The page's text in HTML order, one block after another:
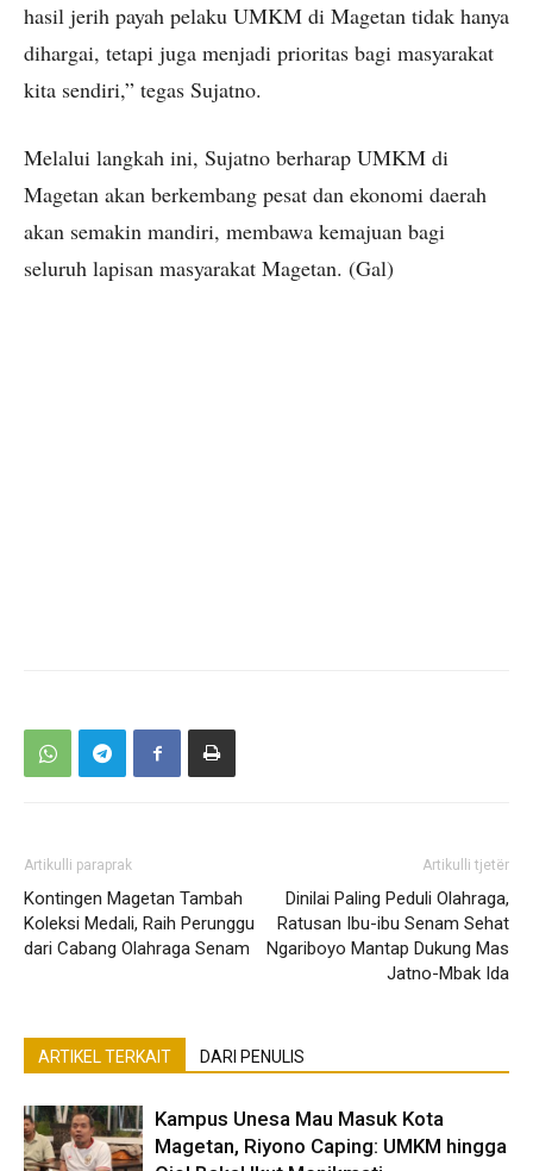
hasil jerih payah pelaku UMKM di Magetan tidak hanya
dihargai, tetapi juga menjadi prioritas bagi masyarakat
kita sendiri,” tegas Sujatno.
Melalui langkah ini, Sujatno berharap UMKM di
Magetan akan berkembang pesat dan ekonomi daerah
akan semakin mandiri, membawa kemajuan bagi
seluruh lapisan masyarakat Magetan. (Gal)
Artikulli paraprak
Kontingen Magetan Tambah
Koleksi Medali, Raih Perunggu
dari Cabang Olahraga Senam
Artikulli tjetër
Dinilai Paling Peduli Olahraga,
Ratusan Ibu-ibu Senam Sehat
Ngariboyo Mantap Dukung Mas
Jatno-Mbak Ida
ARTIKEL TERKAIT DARI PENULIS
Kampus Unesa Mau Masuk Kota
Magetan, Riyono Caping: UMKM hingga